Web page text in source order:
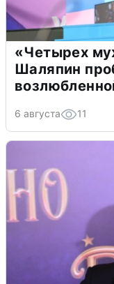
«Четырех
Шаляпин
6 августа 11